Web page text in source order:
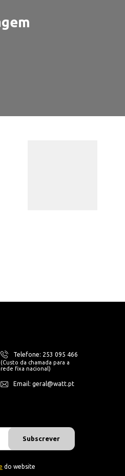
Telefone: 253 095 466
(Custo da chamada para a
rede fixa nacional)
Email: geral@watt.pt
Subscrever
do website